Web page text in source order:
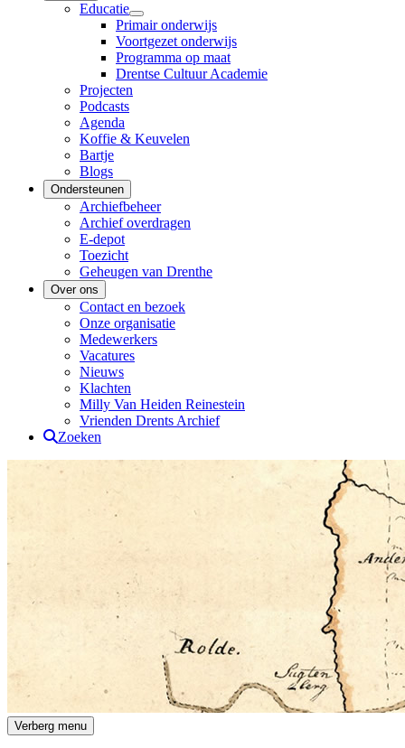
Educatie
Primair onderwijs
Voortgezet onderwijs
Programma op maat
Drentse Cultuur Academie
Projecten
Podcasts
Agenda
Koffie & Keuvelen
Bartje
Blogs
Ondersteunen
Archiefbeheer
Archief overdragen
E-depot
Toezicht
Geheugen van Drenthe
Over ons
Contact en bezoek
Onze organisatie
Medewerkers
Vacatures
Nieuws
Klachten
Milly Van Heiden Reinestein
Vrienden Drents Archief
Zoeken
Drents Archief
Verberg menu